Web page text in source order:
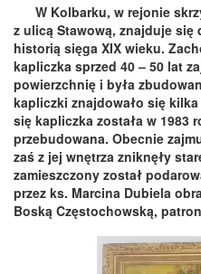
W Kolbarku, w rejonie
z ulicą Stawową, znajduje
historią sięga XIX wieku.
kapliczka sprzed 40 – 50 lat
powierzchnię i była
kapliczki znajdowało się
się kapliczka została w 1983
przebudowana. Obecnie
zaś z jej wnętrza zniknęły
zamieszczony został
przez ks. Marcina Dubiela
Boską Częstochowską,